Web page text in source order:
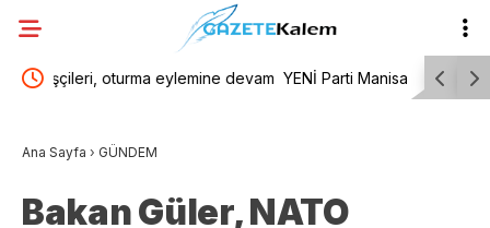
YENİ Parti Manisa İl Başkanı İlksen Özalper “Maviye
Ana Sayfa › GÜNDEM
Bakan Güler, NATO